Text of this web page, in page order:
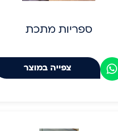
ספריות מתכת
צפייה במוצר